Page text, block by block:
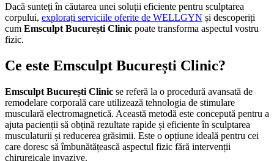
Dacă sunteți în căutarea unei soluții eficiente pentru sculptarea
corpului, explorați serviciile oferite de WELLGYN și descoperiți
cum Emsculpt București Clinic poate transforma aspectul vostru
fizic.
Ce este Emsculpt București Clinic?
Emsculpt București Clinic se referă la o procedură avansată de
remodelare corporală care utilizează tehnologia de stimulare
musculară electromagnetică. Această metodă este concepută pentru a
ajuta pacienții să obțină rezultate rapide și eficiente în sculptarea
musculaturii și reducerea grăsimii. Este o opțiune ideală pentru cei
care doresc să îmbunătățească aspectul fizic fără intervenții
chirurgicale invazive.